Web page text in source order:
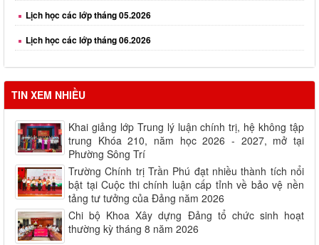
Lịch học các lớp tháng 06.2026
Lịch học các lớp tháng 08.2026
TIN XEM NHIỀU
Khai giảng lớp Trung lý luận chính trị, hệ không tập
trung Khóa 210, năm học 2026 - 2027, mở tại
Phường Sông Trí
Trường Chính trị Trần Phú đạt nhiều thành tích nổi
bật tại Cuộc thi chính luận cấp tỉnh về bảo vệ nền
tảng tư tưởng của Đảng năm 2026
Chi bộ Khoa Xây dựng Đảng tổ chức sinh hoạt
thường kỳ tháng 8 năm 2026